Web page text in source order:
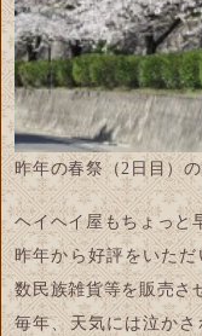
昨年の春祭（2日目）
ヘイヘイ屋もちょっと
昨年から好評をいた
数民族雑貨等を販売さ
毎年、天気には泣か